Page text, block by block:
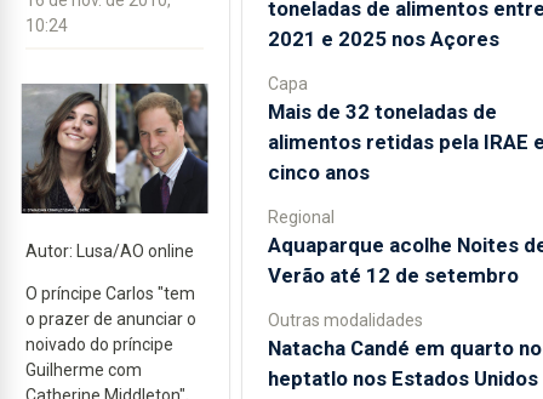
10:24
Autor: Lusa/AO online
O príncipe Carlos "tem
o prazer de anunciar o
noivado do príncipe
Guilherme com
Catherine Middleton",
toneladas de alimentos
2021 e 2025 nos Açores
Capa
Mais de 32 toneladas de
alimentos retidas pela IRAE
cinco anos
Regional
Aquaparque acolhe Noites
Verão até 12 de setembro
Outras modalidades
Natacha Candé em quarto no
heptatlo nos Estados Unidos